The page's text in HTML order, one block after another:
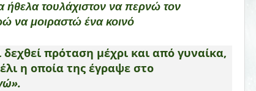
ήθελα τουλάχιστον να περνώ τον
να μοιραστώ ένα κοινό
πρόταση μέχρι και από γυναίκα,
η οποία της έγραψε στο